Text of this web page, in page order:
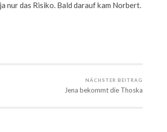
nur das Risiko. Bald darauf kam Norbert.
NÄCHSTER BEITRAG
Jena bekommt die Thoska